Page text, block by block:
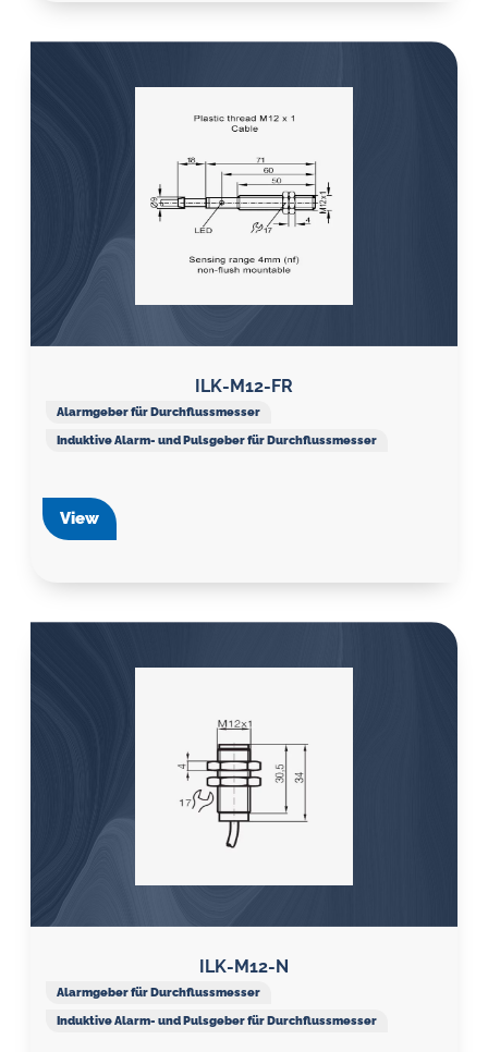
ILK-M12-FR
Alarmgeber für Durchflussmesser
Induktive Alarm- und Pulsgeber für Durchflussmesser
View
ILK-M12-N
Alarmgeber für Durchflussmesser
Induktive Alarm- und Pulsgeber für Durchflussmesser